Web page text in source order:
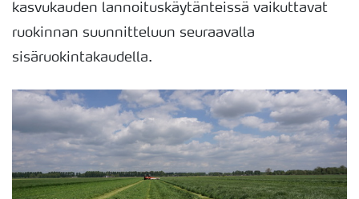
kasvukauden lannoituskäytänteissä vaikuttavat
ruokinnan suunnitteluun seuraavalla
sisäruokintakaudella.